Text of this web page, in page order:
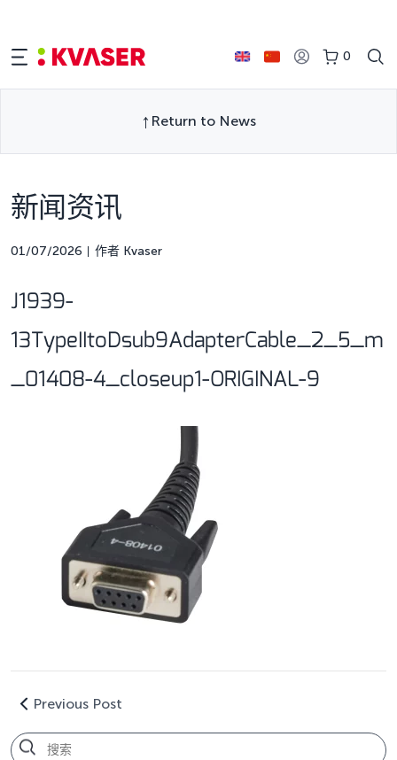
0
Return to News
新闻资讯
01/07/2026 作者 Kvaser
J1939-
13TypeIItoDsub9AdapterCable_2_5_m
_01408-4_closeup1-ORIGINAL-9
Previous Post